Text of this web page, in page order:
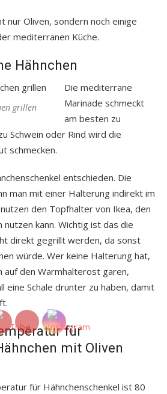
nur Oliven, sondern noch einige
mediterranen Küche.
Hähnchen
grillen
Die mediterrane
Marinade schmeckt
am besten zu
Schwein oder Rind wird die
schmecken.
entschieden. Die
man mit einer Halterung indirekt im
den Topfhalter von Ikea, den
nutzen kann. Wichtig ist das die
direkt gegrillt werden, da sonst
würde. Wer keine Halterung hat,
auf den Warmhalterost garen,
eine Schale drunter zu haben, damit
für
mit Oliven
für Hähnchenschenkel ist 80